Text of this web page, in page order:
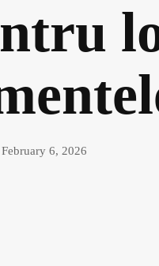
February 6, 2026